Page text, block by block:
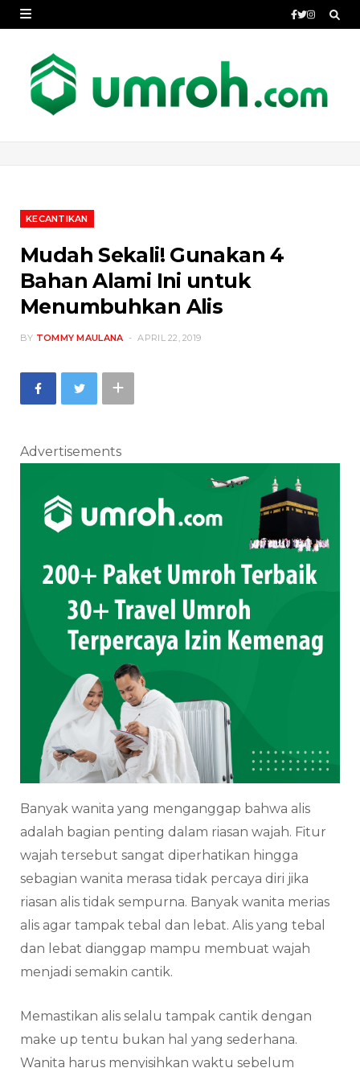
KECANTIKAN
Mudah Sekali! Gunakan 4
Bahan Alami Ini untuk
Menumbuhkan Alis
BY TOMMY MAULANA APRIL 22, 2019
Advertisements
Banyak wanita yang menganggap bahwa alis
adalah bagian penting dalam riasan wajah. Fitur
wajah tersebut sangat diperhatikan hingga
sebagian wanita merasa tidak percaya diri jika
riasan alis tidak sempurna. Banyak wanita merias
alis agar tampak tebal dan lebat. Alis yang tebal
dan lebat dianggap mampu membuat wajah
menjadi semakin cantik.
Memastikan alis selalu tampak cantik dengan
make up tentu bukan hal yang sederhana.
Wanita harus menyisihkan waktu sebelum